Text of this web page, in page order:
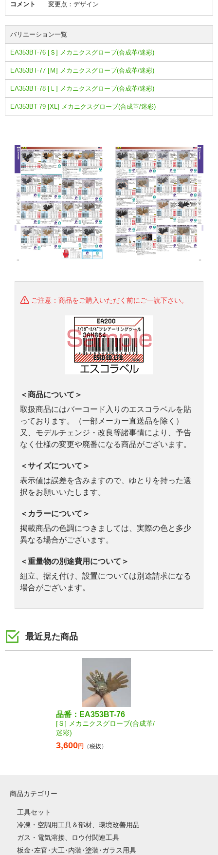
コメント 変更点：デザイン
バリエーション一覧
EA353BT-76 [Ｓ] メカニクスグローブ(合成革/迷彩)
EA353BT-77 [Ｍ] メカニクスグローブ(合成革/迷彩)
EA353BT-78 [Ｌ] メカニクスグローブ(合成革/迷彩)
EA353BT-79 [XL] メカニクスグローブ(合成革/迷彩)
ご注意：商品をご購入いただく前にご一読下さい。
＜商品について＞
取扱商品にはバーコード入りのエスコラベルを貼
っております。（一部メーカー直送品を除く）
又、モデルチェンジ・改良等諸事情により、予告
なく仕様の変更や廃番になる商品がございます。
＜サイズについて＞
表示値は誤差を含みますので、ゆとりを持った選
択をお願いいたします。
＜カラーについて＞
掲載商品の色調につきましては、実際の色と多少
異なる場合がございます。
＜重量物の別途費用について＞
組立、据え付け、設置については別途請求になる
場合がございます。
最近見た商品
品番：EA353BT-76
[Ｓ] メカニクスグローブ(合成革/
迷彩)
3,600円 （税抜）
商品カテゴリー
工具セット
冷凍・空調用工具＆部材、環境改善用品
ガス・電気溶接、ロウ付関連工具
板金･左官･大工･内装･塗装･ガラス用具